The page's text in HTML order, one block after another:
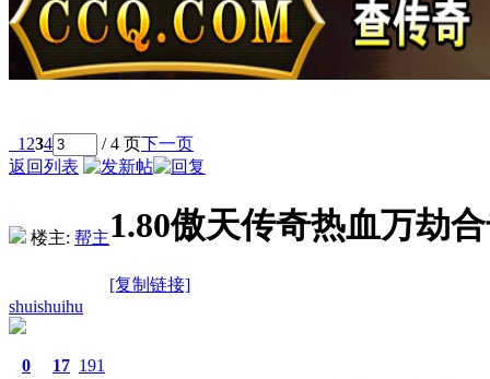
1 234 / 4 页下一页
返回列表
楼主: 帮主1.80傲天传奇热血万劫
[复制链接]
shuishuihu
0 17 191